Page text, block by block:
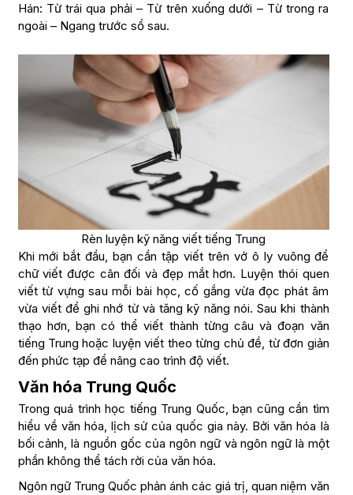
Hán: Từ trái qua phải – Từ trên xuống dưới – Từ trong ra
ngoài – Ngang trước sổ sau.
Rèn luyện kỹ năng viết tiếng Trung
Khi mới bắt đầu, bạn cần tập viết trên vở ô ly vuông để
chữ viết được cân đối và đẹp mắt hơn. Luyện thói quen
viết từ vựng sau mỗi bài học, cố gắng vừa đọc phát âm
vừa viết để ghi nhớ từ và tăng kỹ năng nói. Sau khi thành
thạo hơn, bạn có thể viết thành từng câu và đoạn văn
tiếng Trung hoặc luyện viết theo từng chủ đề, từ đơn giản
đến phức tạp để nâng cao trình độ viết.
Văn hóa Trung Quốc
Trong quá trình học tiếng Trung Quốc, bạn cũng cần tìm
hiểu về văn hóa, lịch sử của quốc gia này. Bởi văn hóa là
bối cảnh, là nguồn gốc của ngôn ngữ và ngôn ngữ là một
phần không thể tách rời của văn hóa.
Ngôn ngữ Trung Quốc phản ánh các giá trị, quan niệm văn